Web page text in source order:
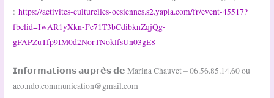
:https://activites-culturelles-oesiennes.s2.yapla.com/fr/event-45517?
fbclid=IwAR1yXkn-Fe71T3bCdibknZqjQg-
gFAPZuTfp9IM0d2NorTNoklfsUn03gE8
𝗜𝗻𝗳𝗼𝗿𝗺𝗮𝘁𝗶𝗼𝗻𝘀 𝗮𝘂𝗽𝗿𝗲̀𝘀 𝗱𝗲 Marina Chauvet – 06.56.85.14.60 ou
aco.ndo.communication@gmail.com